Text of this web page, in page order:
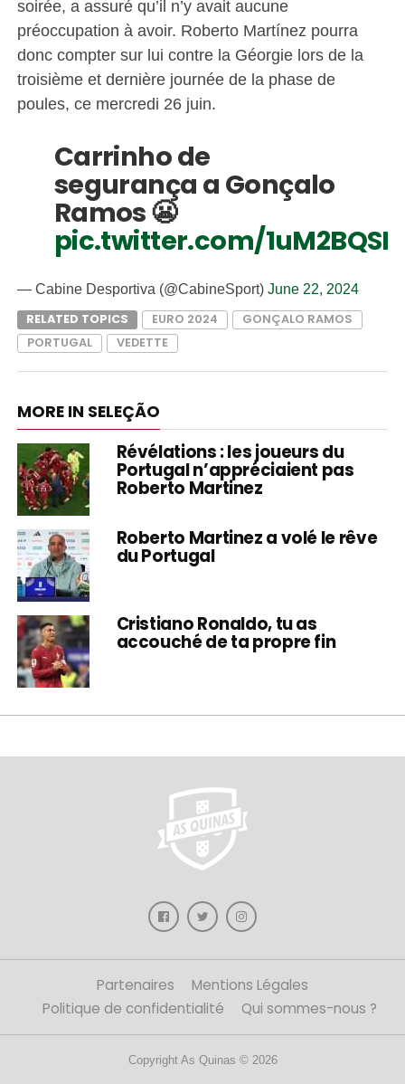
soirée, a assuré qu’il n’y avait aucune
préoccupation à avoir. Roberto Martínez pourra
donc compter sur lui contre la Géorgie lors de la
troisième et dernière journée de la phase de
poules, ce mercredi 26 juin.
Carrinho de
segurança a Gonçalo
Ramos 😬
pic.twitter.com/
— Cabine Desportiva (@CabineSport) June 22, 2024
RELATED TOPICS
EURO 2024
GONÇALO RAMOS
PORTUGAL
VEDETTE
MORE IN SELEÇÃO
Révélations : les joueurs du
Portugal n’appréciaient pas
Roberto Martinez
Roberto Martinez a volé le rêve
du Portugal
Cristiano Ronaldo, tu as
accouché de ta propre fin
Partenaires
Mentions Légales
Politique de confidentialité
Qui sommes-nous ?
Copyright As Quinas © 2026